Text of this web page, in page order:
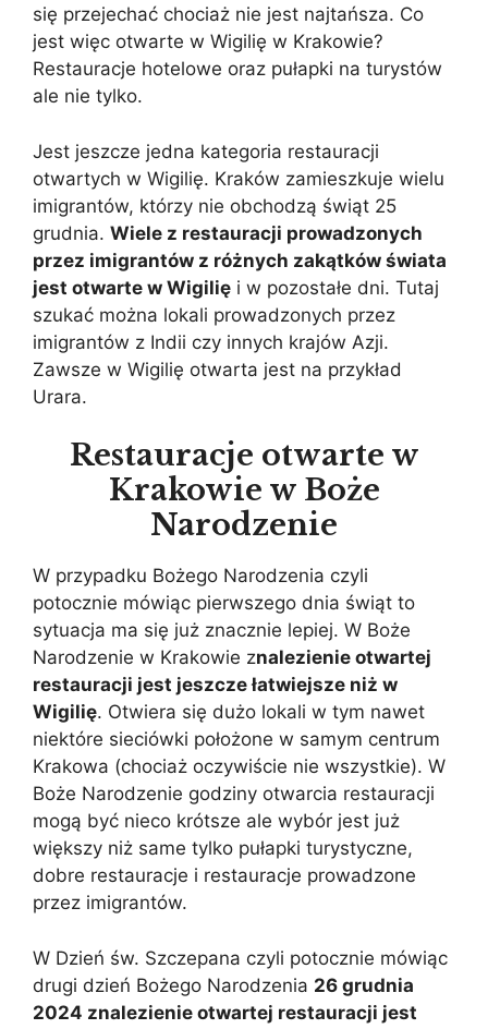
się przejechać chociaż nie jest najtańsza. Co
jest więc otwarte w Wigilię w Krakowie?
Restauracje hotelowe oraz pułapki na turystów
ale nie tylko.
Jest jeszcze jedna kategoria restauracji
otwartych w Wigilię. Kraków zamieszkuje wielu
imigrantów, którzy nie obchodzą świąt 25
grudnia. Wiele z restauracji prowadzonych
przez imigrantów z różnych zakątków świata
jest otwarte w Wigilię i w pozostałe dni. Tutaj
szukać można lokali prowadzonych przez
imigrantów z Indii czy innych krajów Azji.
Zawsze w Wigilię otwarta jest na przykład
Urara.
Restauracje otwarte w
Krakowie w Boże
Narodzenie
W przypadku Bożego Narodzenia czyli
potocznie mówiąc pierwszego dnia świąt to
sytuacja ma się już znacznie lepiej. W Boże
Narodzenie w Krakowie znalezienie otwartej
restauracji jest jeszcze łatwiejsze niż w
Wigilię. Otwiera się dużo lokali w tym nawet
niektóre sieciówki położone w samym centrum
Krakowa (chociaż oczywiście nie wszystkie). W
Boże Narodzenie godziny otwarcia restauracji
mogą być nieco krótsze ale wybór jest już
większy niż same tylko pułapki turystyczne,
dobre restauracje i restauracje prowadzone
przez imigrantów.
W Dzień św. Szczepana czyli potocznie mówiąc
drugi dzień Bożego Narodzenia 26 grudnia
2024 znalezienie otwartej restauracji jest